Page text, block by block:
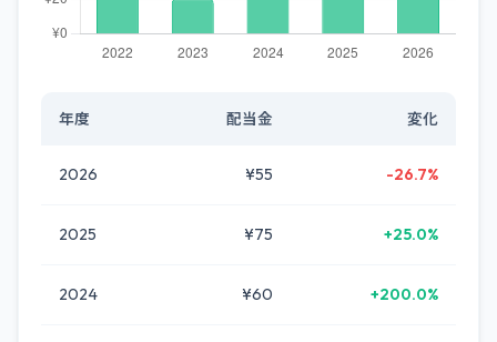
年度 配当金 変化
2026 ¥55 -26.7%
2025 ¥75 +25.0%
2024 ¥60 +200.0%